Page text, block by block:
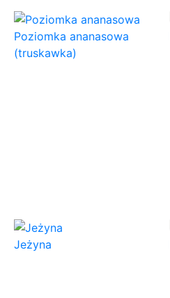
Poziomka ananasowa
(truskawka)
Jeżyna